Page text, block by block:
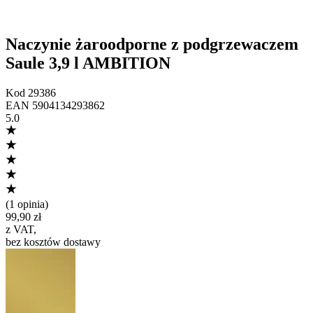
Naczynie żaroodporne z podgrzewaczem
Saule 3,9 l AMBITION
Kod 29386
EAN 5904134293862
5.0
(1 opinia)
99,90 zł
z VAT,
bez kosztów dostawy